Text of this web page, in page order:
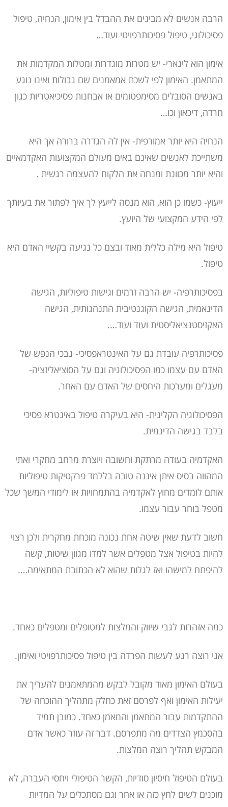
הרבה אנשים לא מבינים את ההבדל בין אימון, הנחיה, טיפול
פסיכולוגי, טיפול פסיכותרפויטי ועוד…
אימון הוא לינארי- יש מטרות מוגדרות ומטלות המקדמות את
המתאמן. האימון לפי לשכת אמאמנים שם גבולות ואינו נוגע
באנשים הסובלים מסימפטומים או אבחנות פסיכיאטריות כגון
חרדה, דיכאון וכו…
הנחיה היא יותר אמורפית- אין לה הגדרה ברורה אך היא
משתייכת לאנשים שאינם באים מעולם המקצועות האקדמאיים
והיא יותר מכוונת ומנחה את הלקוח להעצמה רגשית .
ייעוץ- כשמו כן הוא, הוא מנסה לייעץ לך איך לפתור את בעיותך
לפי הידע המקצועי של היועץ.
טיפול היא מילה כללית מאוד ובצם כל נגיעה בקשיי האדם היא
טיפול.
בפסיכותרפיה- יש הרבה זרמים וגישות טיפוליות, הגישה
הדינאמית, הגישה הקוגנטיבית התנהגותית, הגישה
האקזיסטנציאליסטית ועוד ועוד….
פסיכותרפיה עובדת גם על האינטראפסיכי- נבכי הנפש של
האדם עם עצמו כמו הפסיכולוגיה וגם על הסוציאליזציה-
מעגלים ומערכות היחסים של האדם עם האחר.
הפסיכולוגיה הקלינית- היא בעיקרה טיפול באינטרא פסיכי
בלבד בגישה הדינמית.
האקדמיה בעודה מרתקת וחשובה ויוצרת מרחב מחקרי ואתי
המהווה בסיס איתן איננה טובה בללמד פרקטיקות טיפוליות
אותם לומדים מחוץ לאקדמיה בהתמחויות או לימודי המשך שכל
מטפל בוחר עבור עצמו.
חשוב לדעת שאין שיטה אחת נכונה מוכחת מחקרית ולכן רצוי
להיות בטיפול אצל מטפלים אשר למדו מגוון שיטות, קשה
להיפתח למישהו ואז לגלות שהוא לא הכתובת המתאימה….
כמה אזהרות לגבי שיווק והמלצות למטופלים ומטפלים כאחד.
אני רוצה רגע לעשות הפרדה בין טיפול פסיכותרפויטי ואימון.
בעולם האימון מאוד מקובל לבקש מהמתאמנים להעריך את
יעילות האימון ואף לפרסם זאת כחלק מתהליך ההוכחה של
ההתקדמות עבור המתאמן והמאמן כאחד. כמובן תמיד
בהסכמץ הצדדים מה מתפרסם. דבר זה עוזר כאשר אדם
המבקש תהליך רוצה המלצות.
בעולם הטיפול חיסיון סודיות, הקשר הטיפולי ויחסי העברה, לא
מוכנים לשים לחץ כזה או אחר וגם מסתכלים על המדיות